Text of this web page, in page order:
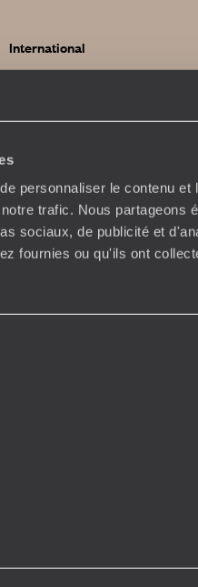
personnaliser le contenu
trafic. Nous partageons
sociaux, de publicité et
fournies ou qu'ils ont
International
voyageursdumonde.ch/de
voyageursdumonde.com
originaltravel.co.uk
originaldiving.com
extraordinaryjourneys.com